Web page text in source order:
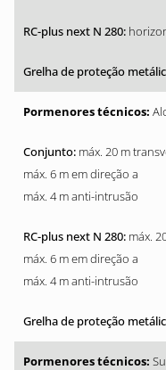
máx. 20 m
máx. 6 m em direção a
máx. 4 m anti-intrusão
máx.
máx. 6 m em direção a
máx. 4 m anti-intrusão